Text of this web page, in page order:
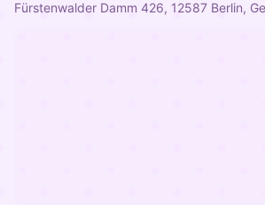
Fürstenwalder Damm 426, 12587 Berlin,